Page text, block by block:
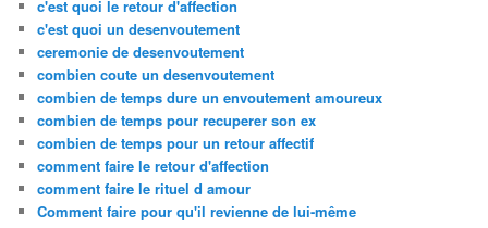
c'est quoi le retour d'affection
c'est quoi un desenvoutement
ceremonie de desenvoutement
combien coute un desenvoutement
combien de temps dure un envoutement amoureux
combien de temps pour recuperer son ex
combien de temps pour un retour affectif
comment faire le retour d'affection
comment faire le rituel d amour
Comment faire pour qu'il revienne de lui-même